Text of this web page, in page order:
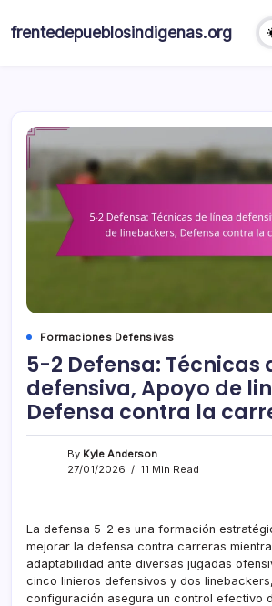
tofrentedepueblosindigenas.org
Formaciones Defensivas
5-2 Defensa: Técnicas
defensiva, Apoyo de
Defensa contra la
By Kyle Anderson
27/01/2026
11 Min Read
La defensa 5-2 es una formación
mejorar la defensa contra carreras
adaptabilidad ante diversas jugadas
cinco linieros defensivos y dos
configuración asegura un control efectivo